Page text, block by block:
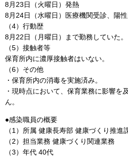
8月23日（火曜日）発熱
8月24日（水曜日）医療機関受診、陽
（4）行動歴
8月22日（月曜日）まで勤務していた。
（5）接触者等
保育所内に濃厚接触者はいない。
（6）その他
・保育所内の消毒を実施済み。
・現時点において、保育業務に影響を
ん。
●感染職員の概要
（1）所属 健康長寿部 健康づくり推進
（2）担当業務 健康づくり関連業務
（3）年代 40代